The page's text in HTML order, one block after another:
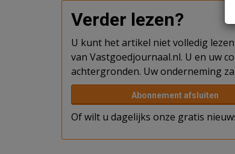
Verder lezen?
U kunt het artikel niet volledig
van Vastgoedjournaal.nl. U en uw
achtergronden. Uw onderneming
Abonnement afsluiten
Of wilt u dagelijks onze gratis